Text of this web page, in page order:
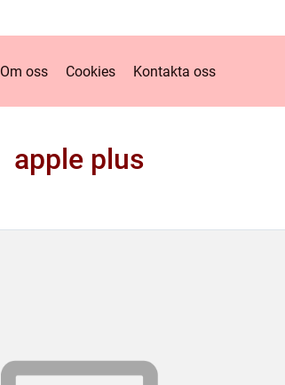
Om oss Cookies Kontakta oss
apple plus